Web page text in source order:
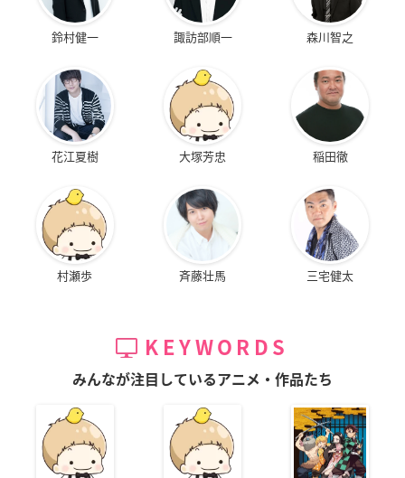
鈴村健一 諏訪部順一 森川智之
花江夏樹 大塚芳忠 稲田徹
村瀬歩 斉藤壮馬 三宅健太
KEYWORDS
みんなが注目しているアニメ・作品たち